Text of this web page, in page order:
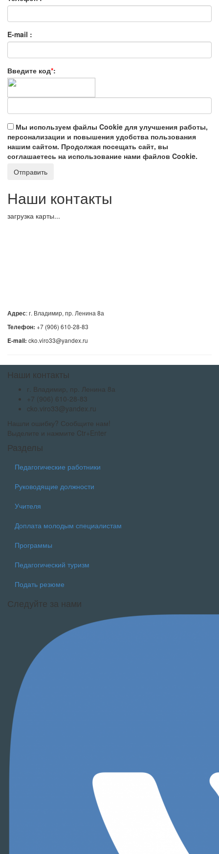
E-mail :
Введите код*:
Мы используем файлы Cookie для улучшения работы,
персонализации и повышения удобства пользования
нашим сайтом. Продолжая посещать сайт, вы
соглашаетесь на использование нами файлов Cookie.
Наши контакты
загрузка карты...
Адрес: г. Владимир, пр. Ленина 8а
Телефон: +7 (906) 610-28-83
E-mail: cko.viro33@yandex.ru
Наши контакты
г. Владимир, пр. Ленина 8а
+7 (906) 610-28-83
cko.viro33@yandex.ru
Нашли ошибку? Сообщите нам!
Выделите и нажмите Ctr+Enter
Разделы
Педагогические работники
Руководящие должности
Учителя
Доплата молодым специалистам
Программы
Педагогический туризм
Подать резюме
Следуйте за нами